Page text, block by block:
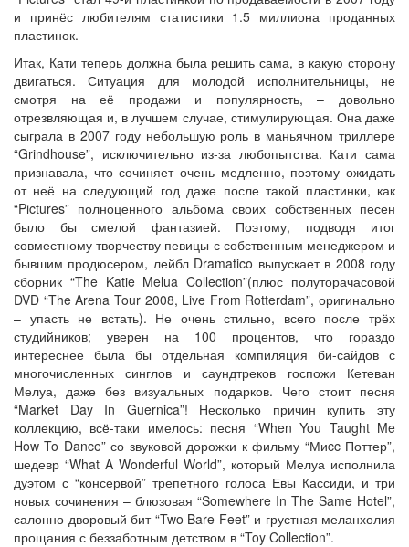
и принёс любителям статистики 1.5 миллиона проданных
пластинок.
Итак, Кати теперь должна была решить сама, в какую сторону
двигаться. Ситуация для молодой исполнительницы, не
смотря на её продажи и популярность, – довольно
отрезвляющая и, в лучшем случае, стимулирующая. Она даже
сыграла в 2007 году небольшую роль в маньячном триллере
“Grindhouse”, исключительно из-за любопытства. Кати сама
признавала, что сочиняет очень медленно, поэтому ожидать
от неё на следующий год даже после такой пластинки, как
“Pictures” полноценного альбома своих собственных песен
было бы смелой фантазией. Поэтому, подводя итог
совместному творчеству певицы с собственным менеджером и
бывшим продюсером, лейбл Dramatico выпускает в 2008 году
сборник “The Katie Melua Collection”(плюс полуторачасовой
DVD “The Arena Tour 2008, Live From Rotterdam”, оригинально
– упасть не встать). Не очень стильно, всего после трёх
студийников; уверен на 100 процентов, что гораздо
интереснее была бы отдельная компиляция би-сайдов с
многочисленных синглов и саундтреков госпожи Кетеван
Мелуа, даже без визуальных подарков. Чего стоит песня
“Market Day In Guernica”! Несколько причин купить эту
коллекцию, всё-таки имелось: песня “When You Taught Me
How To Dance” со звуковой дорожки к фильму “Миcc Поттер”,
шедевр “What A Wonderful World”, который Мелуа исполнила
дуэтом с “консервой” трепетного голоса Евы Кассиди, и три
новых сочинения – блюзовая “Somewhere In The Same Hotel”,
салонно-дворовый бит “Two Bare Feet” и грустная меланхолия
прощания с беззаботным детством в “Toy Collection”.